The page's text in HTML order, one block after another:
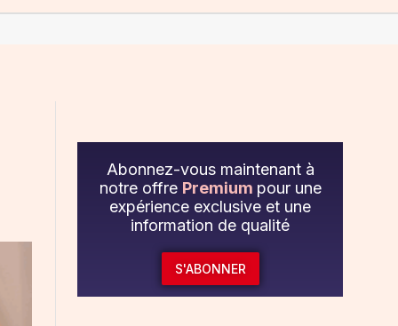
Abonnez-vous maintenant à
notre offre Premium pour une
expérience exclusive et une
information de qualité
S'ABONNER